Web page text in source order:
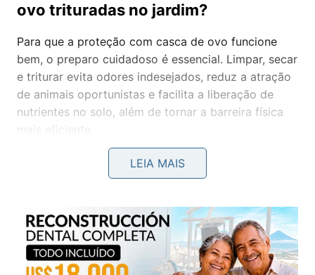
ovo trituradas no jardim?
Para que a proteção com casca de ovo funcione
bem, o preparo cuidadoso é essencial. Limpar, secar
e triturar evita odores indesejados, reduz a atração
de animais oportunistas e facilita a liberação de
nutrientes no solo, além de tornar a barreira física
mais eficiente.
após usar os ovos na
as cascas para remover restos de clara e gema,
Secagem:deixe secar ao ar em local ventilado
ou coloque rapidamente no forno baixo,
aproveitando o calor após o preparo de outros
alimentos.
LEIA MAIS